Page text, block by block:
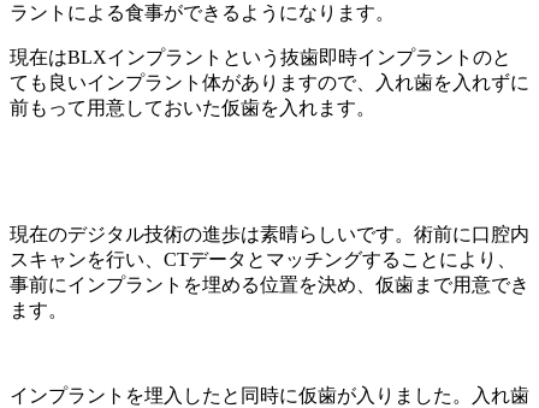
ラントによる食事ができるようになります。
現在はBLXインプラントという抜歯即時インプラントのと
ても良いインプラント体がありますので、入れ歯を入れずに
前もって用意しておいた仮歯を入れます。
現在のデジタル技術の進歩は素晴らしいです。術前に口腔内
スキャンを行い、CTデータとマッチングすることにより、
事前にインプラントを埋める位置を決め、仮歯まで用意でき
ます。
インプラントを埋入したと同時に仮歯が入りました。入れ歯